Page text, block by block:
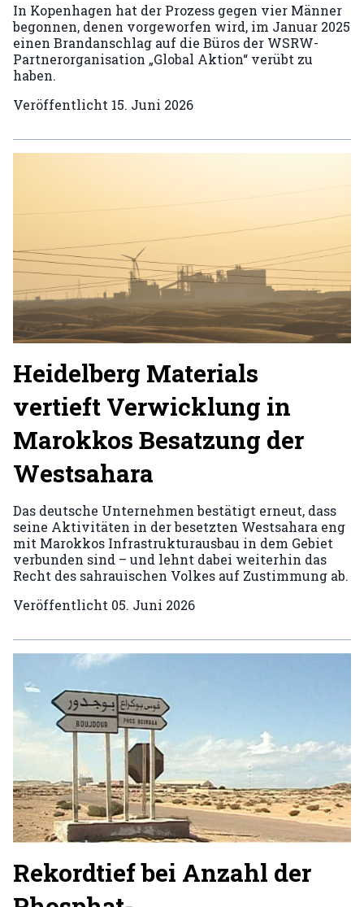
In Kopenhagen hat der Prozess gegen vier Männer
begonnen, denen vorgeworfen wird, im Januar 2025
einen Brandanschlag auf die Büros der WSRW-
Partnerorganisation „Global Aktion“ verübt zu
haben.
Veröffentlicht 15. Juni 2026
Heidelberg Materials
vertieft Verwicklung in
Marokkos Besatzung der
Westsahara
Das deutsche Unternehmen bestätigt erneut, dass
seine Aktivitäten in der besetzten Westsahara eng
mit Marokkos Infrastrukturausbau in dem Gebiet
verbunden sind – und lehnt dabei weiterhin das
Recht des sahrauischen Volkes auf Zustimmung ab.
Veröffentlicht 05. Juni 2026
Rekordtief bei Anzahl der